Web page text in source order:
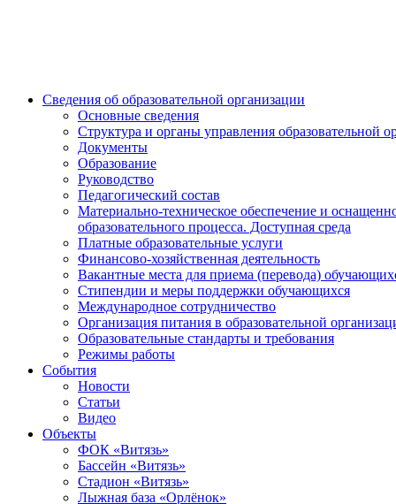
Сведения об образовательной организации
Основные сведения
Структура и органы управления образовательной
Документы
Образование
Руководство
Педагогический состав
Материально-техническое обеспечение и
образовательного процесса. Доступная среда
Платные образовательные услуги
Финансово-хозяйственная деятельность
Вакантные места для приема (перевода)
Стипендии и меры поддержки обучающихся
Международное сотрудничество
Организация питания в образовательной
Образовательные стандарты и требования
Режимы работы
События
Новости
Статьи
Видео
Объекты
ФОК «Витязь»
Бассейн «Витязь»
Стадион «Витязь»
Лыжная база «Орлёнок»